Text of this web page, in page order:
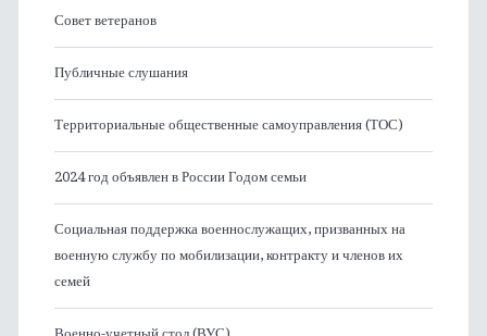
Совет ветеранов
Публичные слушания
Территориальные общественные самоуправления (ТОС)
2024 год объявлен в России Годом семьи
Социальная поддержка военнослужащих, призванных на
военную службу по мобилизации, контракту и членов их
семей